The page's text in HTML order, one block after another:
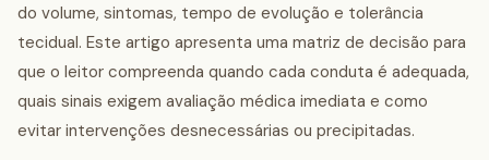
do volume, sintomas, tempo de evolução e tolerância
tecidual. Este artigo apresenta uma matriz de decisão para
que o leitor compreenda quando cada conduta é adequada,
quais sinais exigem avaliação médica imediata e como
evitar intervenções desnecessárias ou precipitadas.